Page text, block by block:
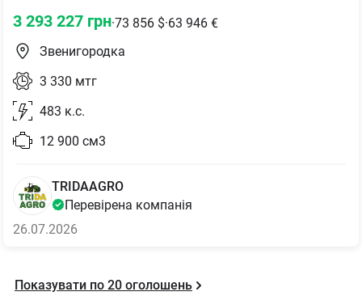
3 293 227 грн·73 856 $·63 946 €
Звенигородка
3 330 мтг
483 к.с.
12 900 см3
TRIDAAGRO
Перевірена компанія
26.07.2026
Показувати по 20 оголошень